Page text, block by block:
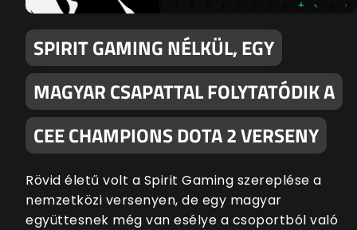
SPIRIT GAMING NÉLKÜL, EGY
MAGYAR CSAPATTAL FOLYTATÓDIK A
CEE CHAMPIONS DOTA 2 VERSENY
Rövid életű volt a Spirit Gaming szereplése a
nemzetközi versenyen, de egy magyar
együttesnek még van esélye a csoportból való